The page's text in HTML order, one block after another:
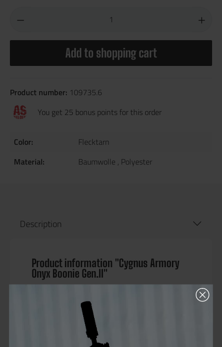
Add to shopping cart
Product number: 109735.6
You get 25 bonus points for this order
Color:
Flecktarn
Material:
Baumwolle , Polyester
Description
Product information "Cygnus Armory
Onyx Boonie Gen.II"
ideale Wahl für Schutz bei widrigen
Wetterbedingungen und speziell für den Einsatz
bei hohen Temperaturen entwickelt. Dank
seiner durchdachten Belüftungsmerkmale